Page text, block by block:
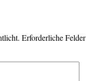
Erforderliche Felder